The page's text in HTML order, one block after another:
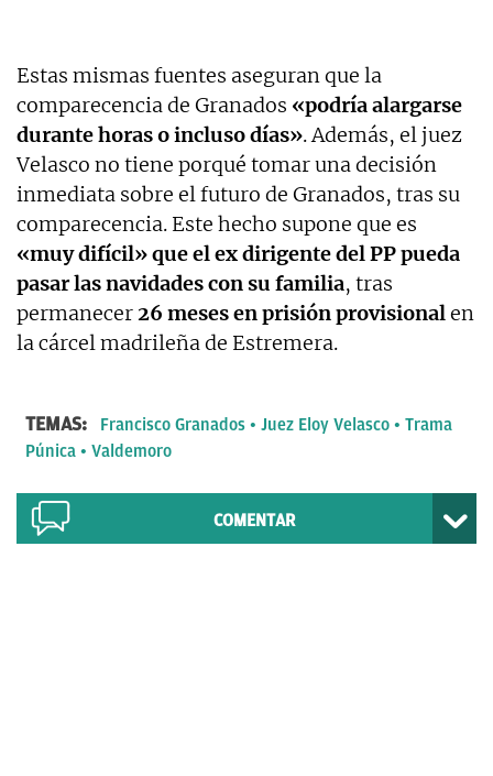
Estas mismas fuentes aseguran que la
comparecencia de Granados «podría alargarse
durante horas o incluso días». Además, el juez
Velasco no tiene porqué tomar una decisión
inmediata sobre el futuro de Granados, tras su
comparecencia. Este hecho supone que es
«muy difícil» que el ex dirigente del PP pueda
pasar las navidades con su familia, tras
permanecer 26 meses en prisión provisional en
la cárcel madrileña de Estremera.
TEMAS: Francisco Granados Juez Eloy Velasco
Trama
Púnica
Valdemoro
COMENTAR